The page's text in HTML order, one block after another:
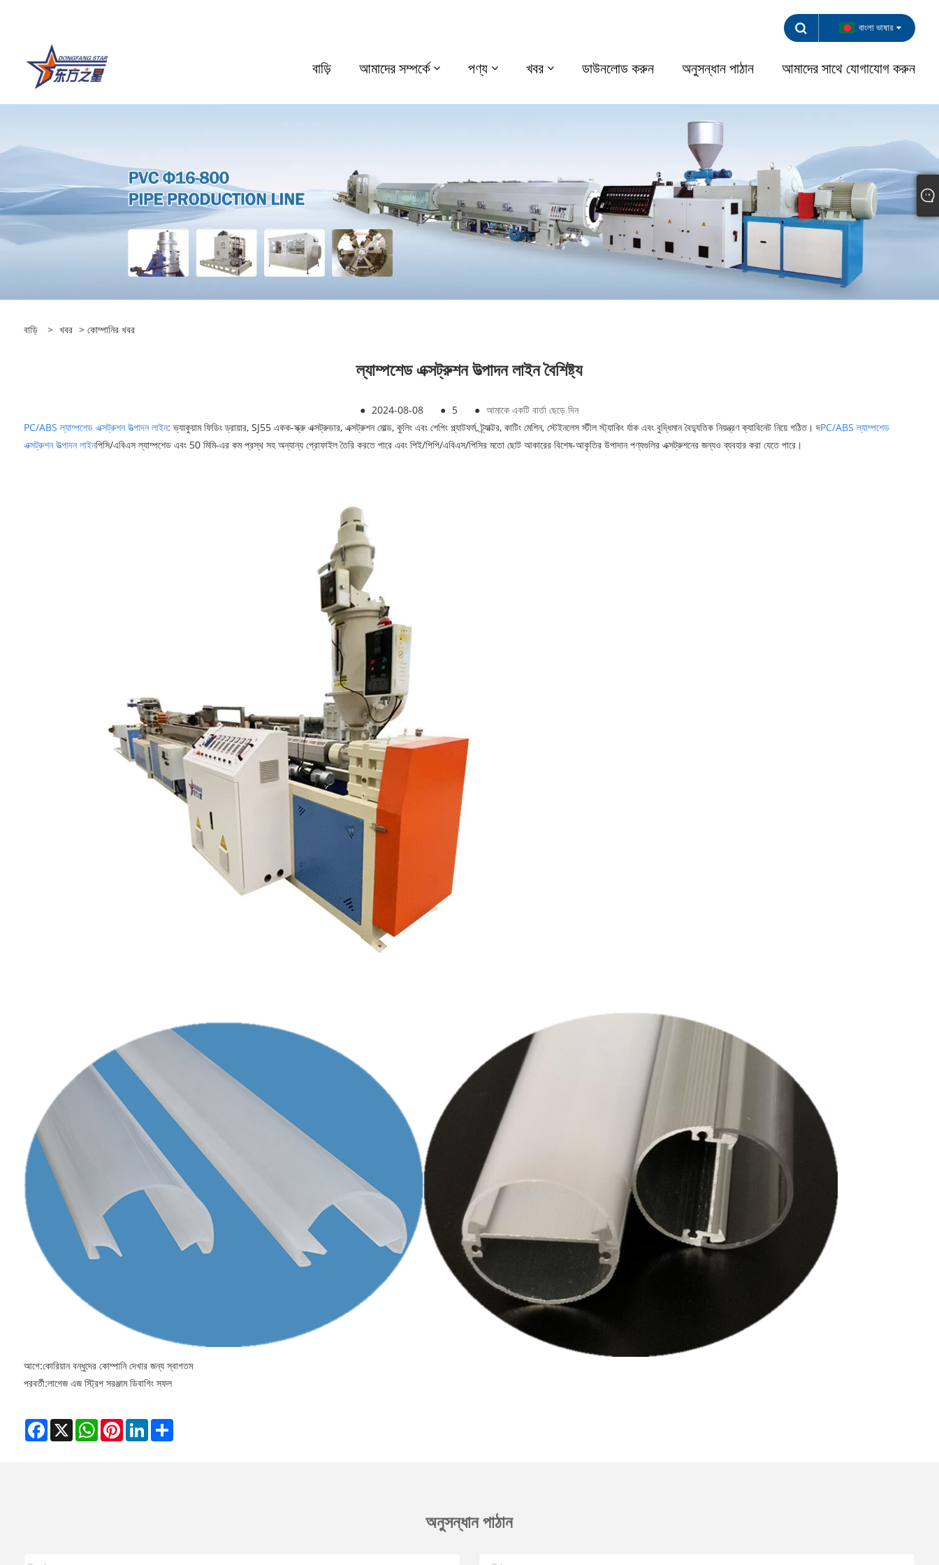
বাংলা ভাষার
বাড়ি আমাদের সম্পর্কে পণ্য খবর ডাউনলোড করুন অনুসন্ধান পাঠান আমাদের সাথে যোগাযোগ করুন
বাড়ি > খবর > কোম্পানির খবর
ল্যাম্পশেড এক্সট্রুশন উত্পাদন লাইন বৈশিষ্ট্য
● 2024-08-08 ● 5 ● আমাকে একটি বার্তা ছেড়ে দিন
PC/ABS ল্যাম্পশেড এক্সট্রুশন উত্পাদন লাইন: ভ্যাকুয়াম ফিডিং ড্রায়ার, SJ55 একক-স্ক্রু এক্সট্রুডার, এক্সট্রুশন মোল্ড, কুলিং এবং শেপিং প্ল্যাটফর্ম, ট্র্যাক্টর, কাটিং মেশিন, স্টেইনলেস স্টীল স্ট্যাকিং র্যাক এবং বুদ্ধিমান বৈদ্যুতিক নিয়ন্ত্রণ ক্যাবিনেট নিয়ে গঠিত। দPC/ABS ল্যাম্পশেড
এক্সট্রুশন উত্পাদন লাইনপিসি/এবিএস ল্যাম্পশেড এবং 50 মিমি-এর কম প্রস্থ সহ অন্যান্য প্রোফাইল তৈরি করতে পারে এবং পিই/পিপি/এবিএস/পিসির মতো ছোট আকারের বিশেষ-আকৃতির উপাদান পণ্যগুলির এক্সট্রুশনের জন্যও ব্যবহার করা যেতে পারে।
আগে:কোরিয়ান বন্ধুদের কোম্পানি দেখার জন্য স্বাগতম
পরবর্তী:লাগেজ এজ স্ট্রিপ সরঞ্জাম ডিবাগিং সফল
Facebook
X WhatsAppPinterestLinkedInShare
অনুসন্ধান পাঠান